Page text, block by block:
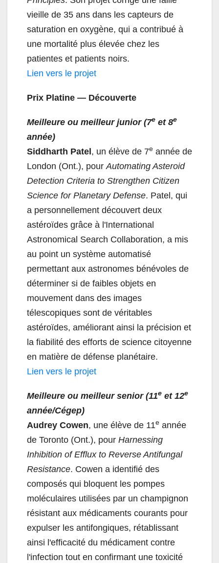
vieille de 35 ans dans les capteurs de
saturation en oxygène, qui a contribué à
une mortalité plus élevée chez les
patientes et patients noirs.
Lien vers le projet
Prix Platine — Découverte
Meilleure ou meilleur junior (7e et 8e
année)
Siddharth Patel , un élève de 7e année de
London (Ont.), pourAutomating Asteroid
Detection Criteria to Strengthen Citizen
Science for Planetary Defense. Patel, qui
a personnellement découvert deux
astéroïdes grâce à l'International
Astronomical Search Collaboration, a mis
au point un système automatisé
permettant aux astronomes bénévoles de
déterminer si de faibles objets en
mouvement dans des images
télescopiques sont de véritables
astéroïdes, améliorant ainsi la précision et
la fiabilité des efforts de science citoyenne
en matière de défense planétaire.
Lien vers le projet
Meilleure ou meilleur senior (11e et 12e
année/Cégep)
Audrey Cowen, une élève de 11e année
de Toronto (Ont.), pour Harnessing
Inhibition of Efflux to Reverse Antifungal
Resistance. Cowen a identifié des
composés qui bloquent les pompes
moléculaires utilisées par un champignon
résistant aux médicaments courants pour
expulser les antifongiques, rétablissant
ainsi l'efficacité du médicament contre
l'infection tout en confirmant une toxicité